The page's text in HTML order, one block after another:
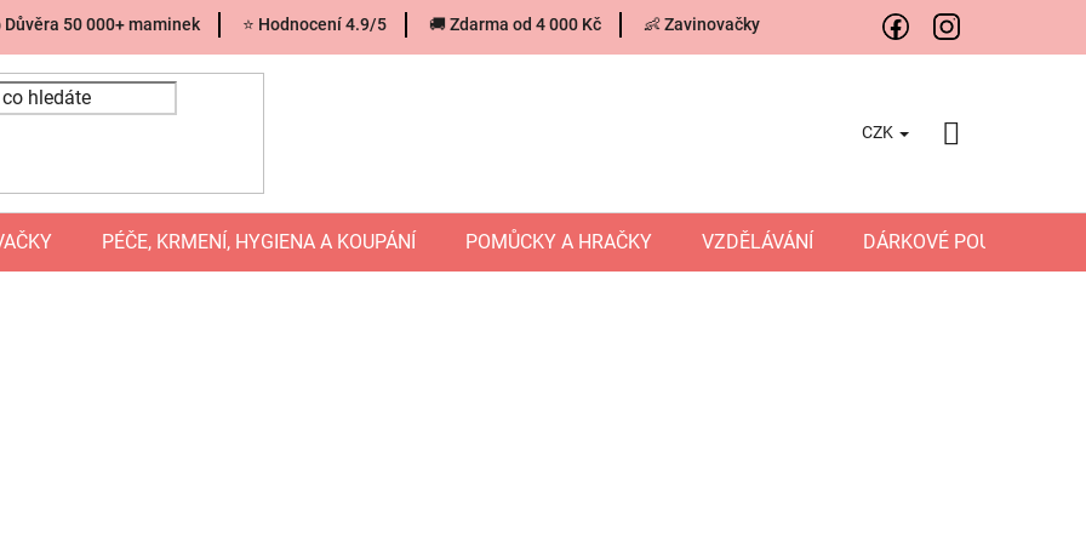
Důvěra 50 000+ maminek ⭐ Hodnocení 4.9/5 🚚 Zdarma od 4 000 Kč 👶 Zavinovačky
CZK
KOŠÍK
PÉČE, KRMENÍ, HYGIENA A KOUPÁNÍ POMŮCKY A HRAČKY VZDĚLÁVÁNÍ DÁRKOVÉ POUKAZY